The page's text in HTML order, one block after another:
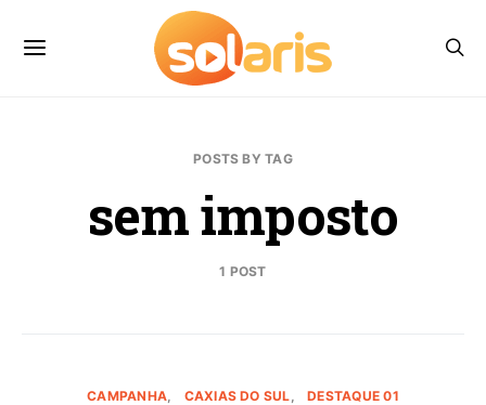
POSTS BY TAG
sem imposto
1 POST
CAMPANHA CAXIAS DO SUL DESTAQUE 01